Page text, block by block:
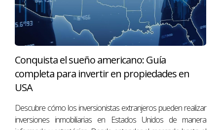
futuro financiero sino también su satisfacción
personal.
Lecciones aprendidas: Caso 2 - Adaptarse
al cambio
Otro caso interesante es el enfoque que David
Beckham ha tomado hacia su carrera después del
abrazado nuevas oportunidades empresariales,
Conquista el sueño americano: Guía
completa para invertir en propiedades en
USA
Descubre cómo los inversionistas extranjeros pueden realizar
inversiones inmobiliarias en Estados Unidos de manera